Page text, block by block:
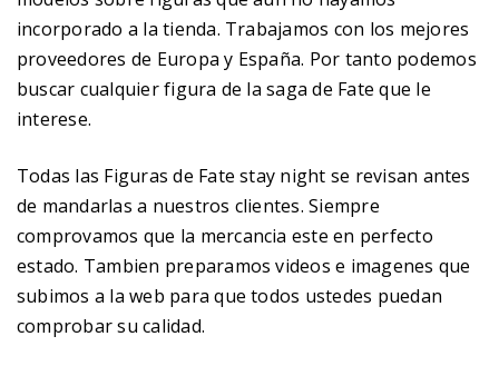
incorporado a la tienda. Trabajamos con los mejores
proveedores de Europa y España. Por tanto podemos
buscar cualquier figura de la saga de Fate que le
interese.
Todas las Figuras de Fate stay night se revisan antes
de mandarlas a nuestros clientes. Siempre
comprovamos que la mercancia este en perfecto
estado. Tambien preparamos videos e imagenes que
subimos a la web para que todos ustedes puedan
comprobar su calidad.